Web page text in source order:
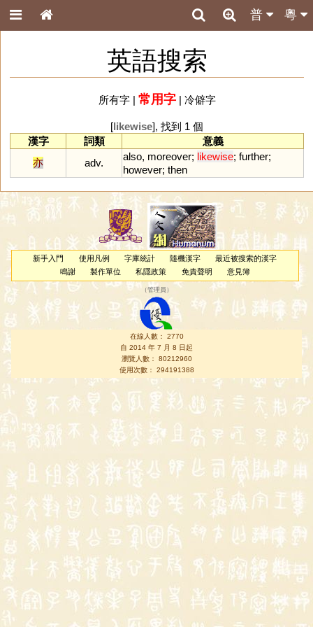
粵
普
英語搜索
所有字| 常用字| 冷僻字
[likewise], 找到 1 個
漢字
詞類
意義
亦
adv.
also, moreover; likewise; further;
however; then
新手入門 使用凡例 字庫統計 隨機漢字
最近被搜索的漢字
鳴謝
製作單位 私隱政策 免責聲明 意見簿
（管理員 ）
在線人數： 2770
自 2014 年 7 月 8 日起
瀏覽人數： 80212960
使用次數： 294191388